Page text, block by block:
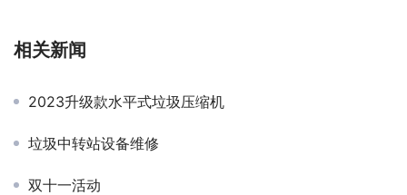
相关新闻
2023升级款水平式垃圾压缩机
垃圾中转站设备维修
双十一活动